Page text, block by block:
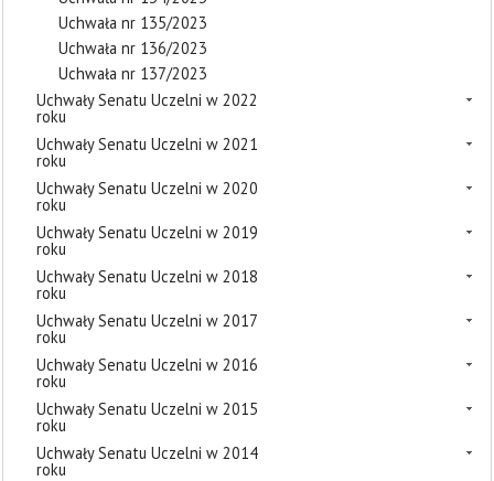
Uchwała nr 135/2023
Uchwała nr 136/2023
Uchwała nr 137/2023
Uchwały Senatu Uczelni w 2022
roku
Uchwały Senatu Uczelni w 2021
roku
Uchwały Senatu Uczelni w 2020
roku
Uchwały Senatu Uczelni w 2019
roku
Uchwały Senatu Uczelni w 2018
roku
Uchwały Senatu Uczelni w 2017
roku
Uchwały Senatu Uczelni w 2016
roku
Uchwały Senatu Uczelni w 2015
roku
Uchwały Senatu Uczelni w 2014
roku